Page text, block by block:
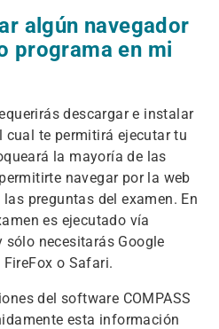
algún navegador
programa en mi
descargar e instalar
cual te permitirá ejecutar tu
la mayoría de las
navegar por la web
preguntas del examen. En
es ejecutado vía
sólo necesitarás Google
o Safari.
del software COMPASS
esta información